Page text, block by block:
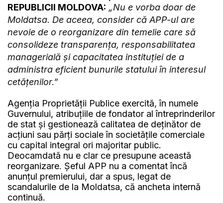
REPUBLICII MOLDOVA: „Nu e vorba doar de
Moldatsa. De aceea, consider că APP-ul are
nevoie de o reorganizare din temelie care să
consolideze transparența, responsabilitatea
managerială și capacitatea instituției de a
administra eficient bunurile statului în interesul
cetățenilor.”
Agenția Proprietății Publice exercită, în numele
Guvernului, atribuțiile de fondator al întreprinderilor
de stat și gestionează calitatea de deținător de
acțiuni sau părți sociale în societățile comerciale
cu capital integral ori majoritar public.
Deocamdată nu e clar ce presupune această
reorganizare. Șeful APP nu a comentat încă
anunțul premierului, dar a spus, legat de
scandalurile de la Moldatsa, că ancheta internă
continuă.